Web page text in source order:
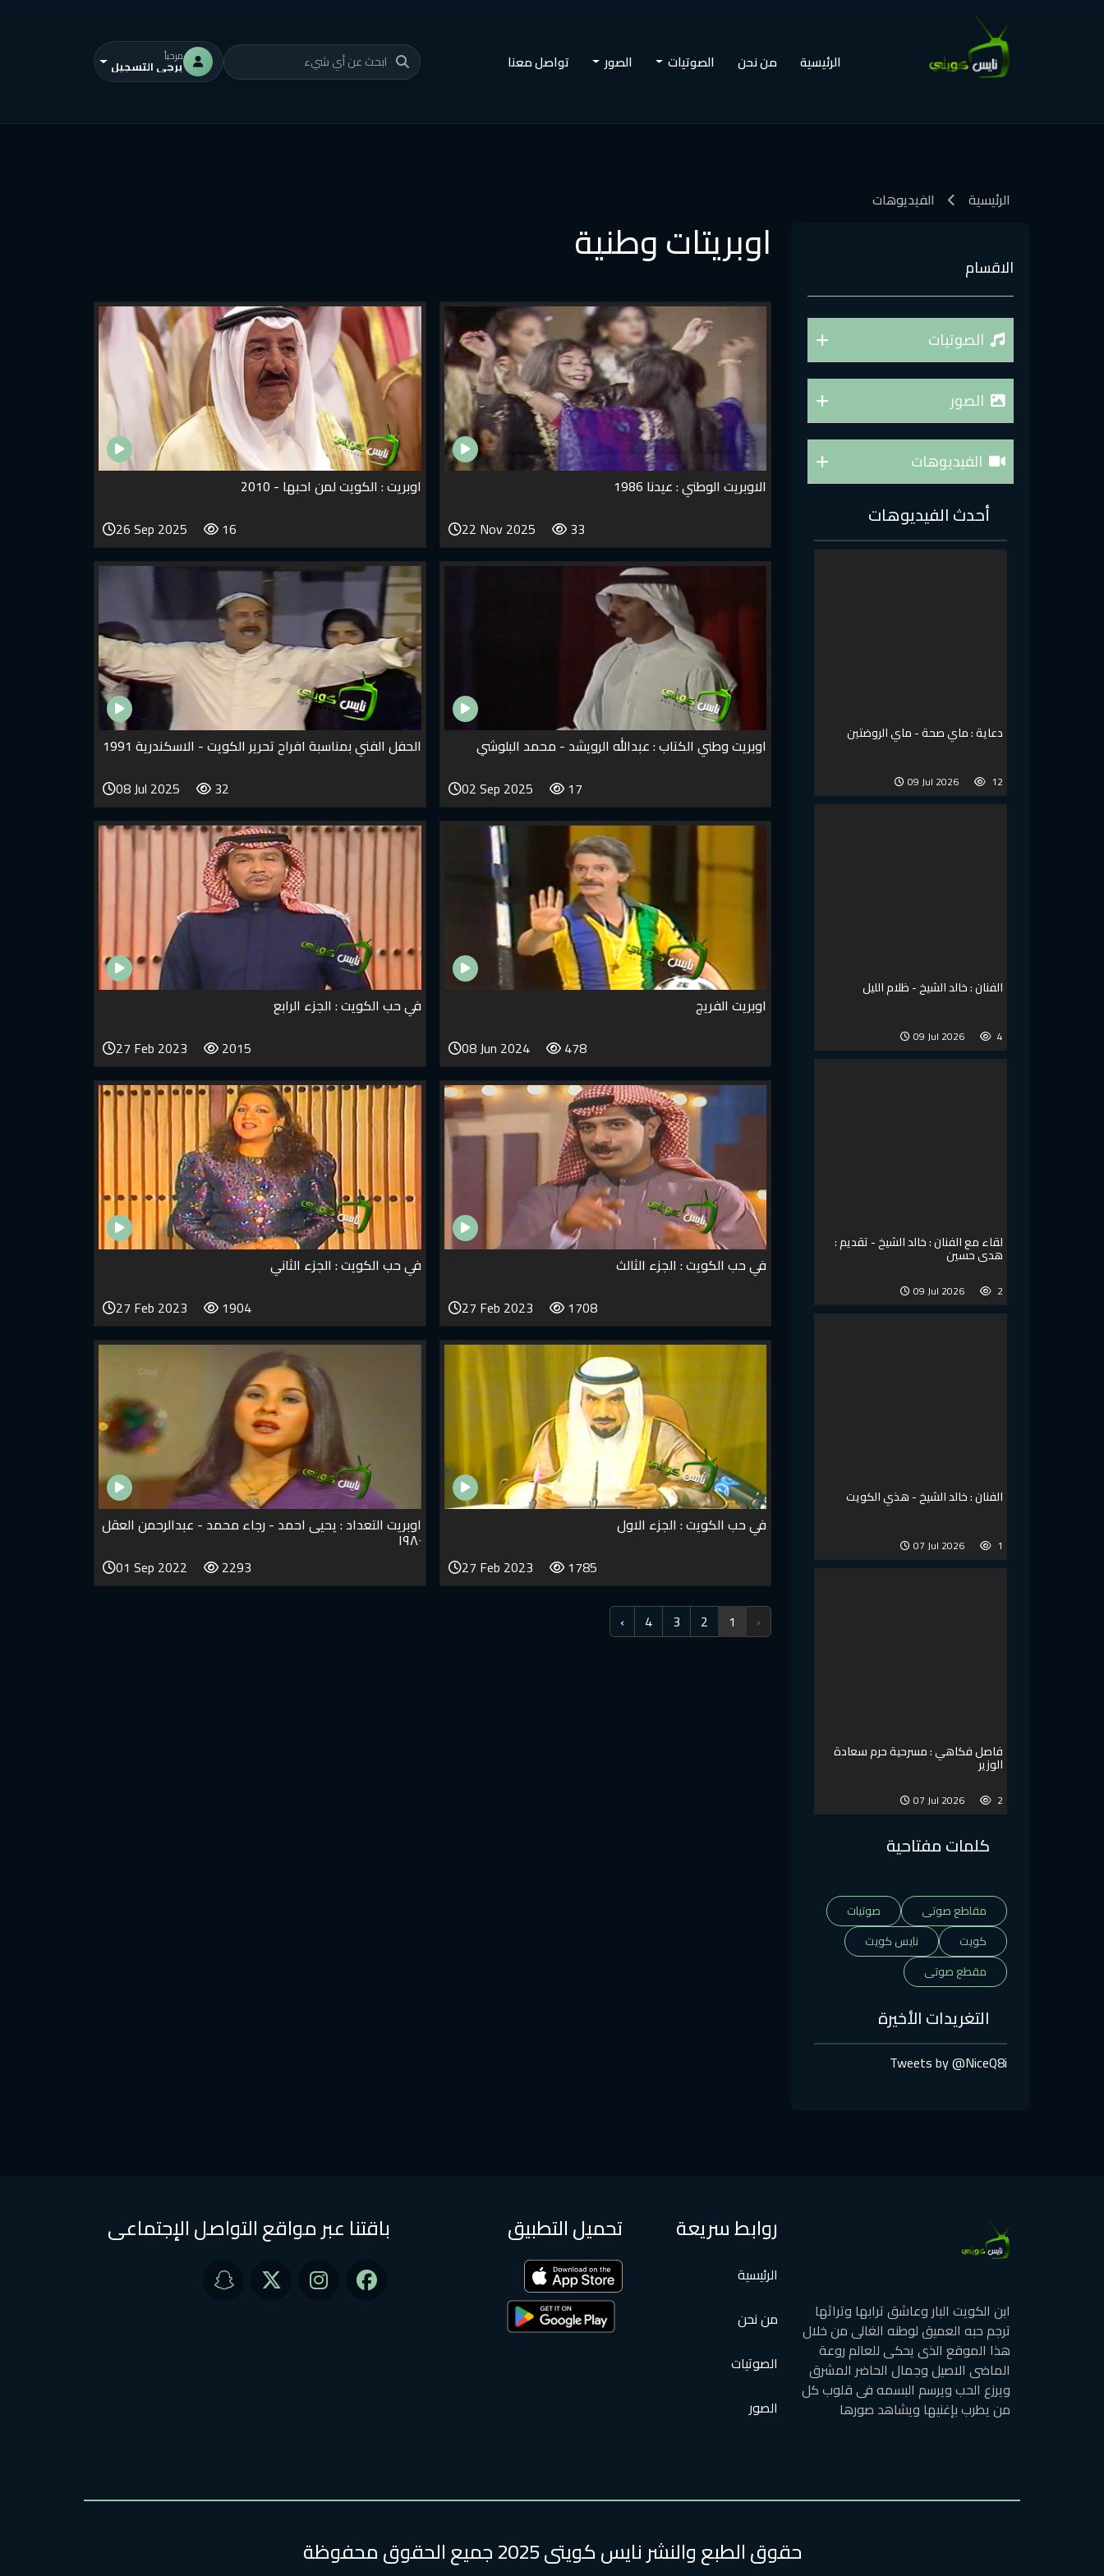
الرئيسية من نحن الصوتيات الصور تواصل معنا مرحباً
يرجى التسجيل
الرئيسية الفيديوهات
الاقسام
الصوتيات
الصور
الفيديوهات
أحدث الفيديوهات
دعاية : ماي صحة - ماي الروضتين
12
09 Jul 2026
الفنان : خالد الشيخ - ظلام الليل
4
09 Jul 2026
لقاء مع الفنان : خالد الشيخ - تقديم :
هدى حسين
2
09 Jul 2026
الفنان : خالد الشيخ - هذي الكويت
1
07 Jul 2026
فاصل فكاهي : مسرحية حرم سعادة
الوزير
2
07 Jul 2026
كلمات مفتاحية
مقاطع صوتى
صوتيات
كويت
نايس كويت
مقطع صوتى
التغريدات الأخيرة
Tweets by @NiceQ8i
اوبريتات وطنية
الاوبريت الوطني : عيدنا 1986
33
22 Nov 2025
اوبريت : الكويت لمن احبها - 2010
16
26 Sep 2025
اوبريت وطني الكتاب : عبدالله الرويشد - محمد البلوشي
17
02 Sep 2025
الحفل الفني بمناسبة افراح تحرير الكويت - الاسكندرية 1991
32
08 Jul 2025
اوبريت الفريج
478
08 Jun 2024
في حب الكويت : الجزء الرابع
2015
27 Feb 2023
في حب الكويت : الجزء الثالث
1708
27 Feb 2023
في حب الكويت : الجزء الثاني
1904
27 Feb 2023
في حب الكويت : الجزء الاول
1785
27 Feb 2023
اوبريت التعداد : يحيى احمد - رجاء محمد - عبدالرحمن العقل
١٩٨٠
2293
01 Sep 2022
‹
1
2
3
4
›
ابن الكويت البار وعاشق ترابها وتراثها
ترجم حبه العميق لوطنه الغالى من خلال
هذا الموقع الذى يحكى للعالم روعة
الماضى الاصيل وجمال الحاضر المشرق
ويرزع الحب ويرسم البسمه فى قلوب كل
من يطرب بإغنيها ويشاهد صورها
روابط سريعة
الرئيسية
من نحن
الصوتيات
الصور
تحميل التطبيق باقتنا عبر مواقع التواصل الإجتماعى
حقوق الطبع والنشر نايس كويتى 2025 جميع الحقوق محفوظة